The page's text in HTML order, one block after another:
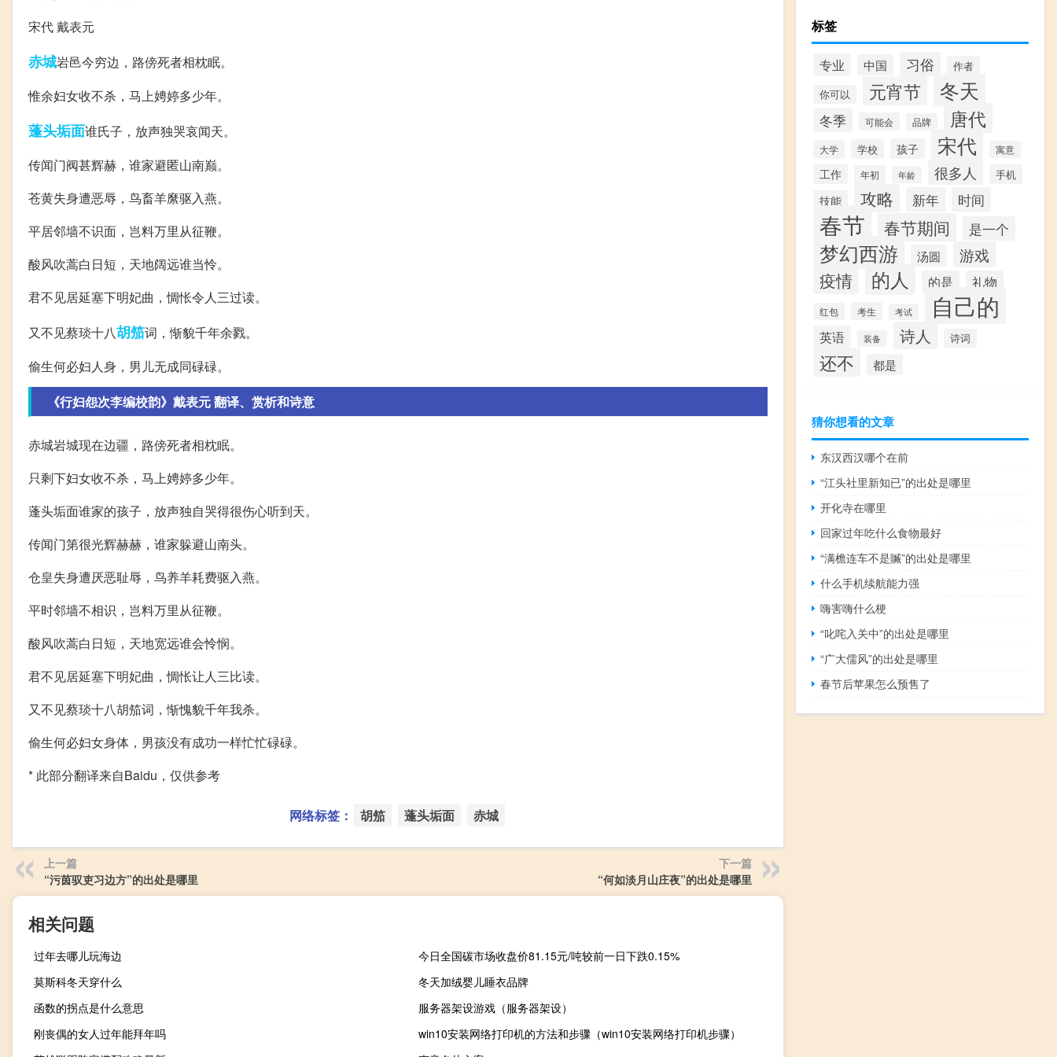
宋代 戴表元
赤城岩邑今穷边，路傍死者相枕眠。
惟余妇女收不杀，马上娉婷多少年。
蓬头垢面谁氏子，放声独哭哀闻天。
传闻门阀甚辉赫，谁家避匿山南巅。
苍黄失身遭恶辱，鸟畜羊縻驱入燕。
平居邻墙不识面，岂料万里从征鞭。
酸风吹蒿白日短，天地阔远谁当怜。
君不见居延塞下明妃曲，惆怅令人三过读。
又不见蔡琰十八胡笳词，惭貌千年余戮。
偷生何必妇人身，男儿无成同碌碌。
《行妇怨次李编校韵》戴表元 翻译、赏析和诗意
赤城岩城现在边疆，路傍死者相枕眠。
只剩下妇女收不杀，马上娉婷多少年。
蓬头垢面谁家的孩子，放声独自哭得很伤心听到天。
传闻门第很光辉赫赫，谁家躲避山南头。
仓皇失身遭厌恶耻辱，鸟养羊耗费驱入燕。
平时邻墙不相识，岂料万里从征鞭。
酸风吹蒿白日短，天地宽远谁会怜悯。
君不见居延塞下明妃曲，惆怅让人三比读。
又不见蔡琰十八胡笳词，惭愧貌千年我杀。
偷生何必妇女身体，男孩没有成功一样忙忙碌碌。
* 此部分翻译来自Baidu，仅供参考
网络标签： 胡笳 蓬头垢面 赤城
上一篇
“污茵驭吏习边方”的出处是哪里
下一篇
“何如淡月山庄夜”的出处是哪里
相关问题
过年去哪儿玩海边
今日全国碳市场收盘价81.15元/吨较前一日下跌0.15%
莫斯科冬天穿什么
冬天加绒婴儿睡衣品牌
函数的拐点是什么意思
服务器架设游戏（服务器架设）
刚丧偶的女人过年能拜年吗
win10安装网络打印机的方法和步骤（win10安装网络打印机步骤）
标签
专业 中国 习俗 作者
你可以 元宵节 冬天
冬季 可能会 品牌 唐代
大学 学校 孩子 宋代 寓意
工作 年初 年龄 很多人 手机
技能 攻略 新年 时间
春节 春节期间 是一个
梦幻西游 汤圆 游戏
疫情 的人 的是 礼物
红包 考生 考试 自己的
英语 装备 诗人 诗词
还不 都是
猜你想看的文章
东汉西汉哪个在前
“江头社里新知已”的出处是哪里
开化寺在哪里
回家过年吃什么食物最好
“满檐连车不是贓”的出处是哪里
什么手机续航能力强
嗨害嗨什么梗
“叱咤入关中”的出处是哪里
“广大儒风”的出处是哪里
春节后苹果怎么预售了